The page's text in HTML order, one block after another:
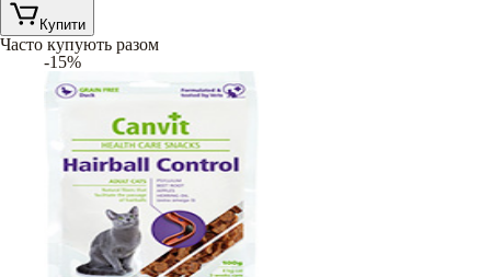
Купити
Часто купують разом
-15%